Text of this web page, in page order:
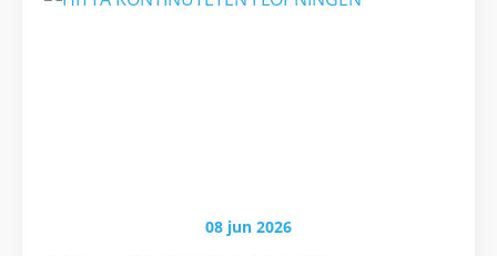
08 jun 2026